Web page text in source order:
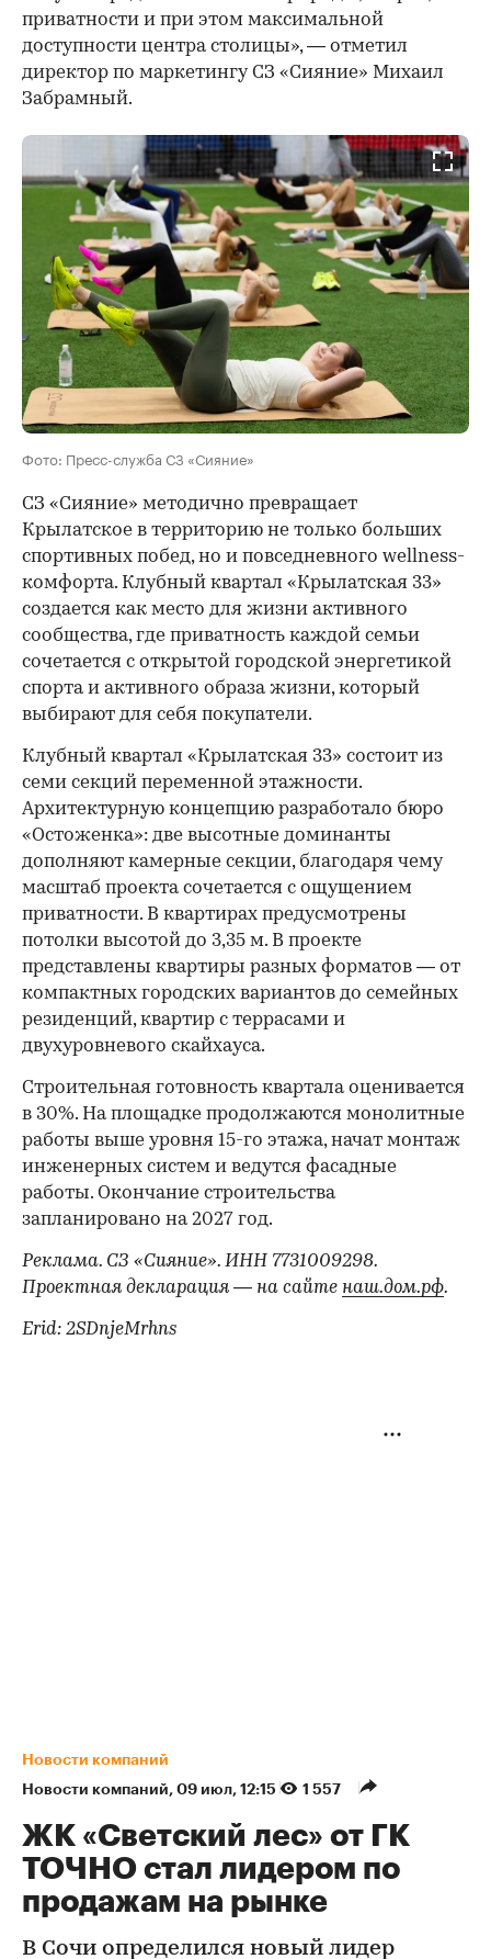
приватности и при этом максимальной
доступности центра столицы», — отметил
директор по маркетингу СЗ «Сияние» Михаил
Забрамный.
Фото: Пресс-служба СЗ «Сияние»
СЗ «Сияние» методично превращает
Крылатское в территорию не только больших
спортивных побед, но и повседневного wellness-
комфорта. Клубный квартал «Крылатская 33»
создается как место для жизни активного
сообщества, где приватность каждой семьи
сочетается с открытой городской энергетикой
спорта и активного образа жизни, который
выбирают для себя покупатели.
Клубный квартал «Крылатская 33» состоит из
семи секций переменной этажности.
Архитектурную концепцию разработало бюро
«Остоженка»: две высотные доминанты
дополняют камерные секции, благодаря чему
масштаб проекта сочетается с ощущением
приватности. В квартирах предусмотрены
потолки высотой до 3,35 м. В проекте
представлены квартиры разных форматов — от
компактных городских вариантов до семейных
резиденций, квартир с террасами и
двухуровневого скайхауса.
Строительная готовность квартала оценивается
в 30%. На площадке продолжаются монолитные
работы выше уровня 15-го этажа, начат монтаж
инженерных систем и ведутся фасадные
работы. Окончание строительства
запланировано на 2027 год.
Реклама. СЗ «Сияние». ИНН 7731009298.
Проектная декларация — на сайте наш.дом.рф.
Erid: 2SDnjeMrhns
Новости компаний
Новости компаний⁠, 09 июл, 12:15 1 557
ЖК «Светский лес» от ГК
ТОЧНО стал лидером по
продажам на рынке
В Сочи определился новый лидер